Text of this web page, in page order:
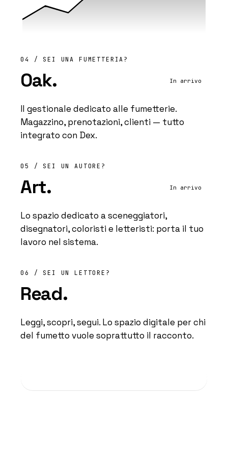
04 / SEI UNA FUMETTERIA?
Oak. In arrivo
Il gestionale dedicato alle fumetterie.
Magazzino, prenotazioni, clienti — tutto
integrato con Dex.
05 / SEI UN AUTORE?
Art. In arrivo
Lo spazio dedicato a sceneggiatori,
disegnatori, coloristi e letteristi: porta il tuo
lavoro nel sistema.
06 / SEI UN LETTORE?
Read.
Leggi, scopri, segui. Lo spazio digitale per chi
del fumetto vuole soprattutto il racconto.